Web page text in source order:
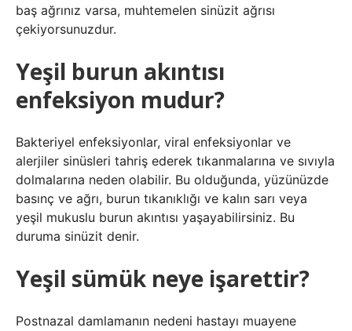
baş ağrınız varsa, muhtemelen sinüzit ağrısı
çekiyorsunuzdur.
Yeşil burun akıntısı
enfeksiyon mudur?
Bakteriyel enfeksiyonlar, viral enfeksiyonlar ve
alerjiler sinüsleri tahriş ederek tıkanmalarına ve sıvıyla
dolmalarına neden olabilir. Bu olduğunda, yüzünüzde
basınç ve ağrı, burun tıkanıklığı ve kalın sarı veya
yeşil mukuslu burun akıntısı yaşayabilirsiniz. Bu
duruma sinüzit denir.
Yeşil sümük neye işarettir?
Postnazal damlamanın nedeni hastayı muayene